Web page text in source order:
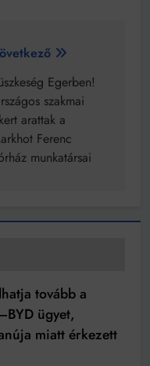
Egerben!
szakmai
arattak a
Ferenc
munkatársai
tovább a
ügyet,
miatt érkezett